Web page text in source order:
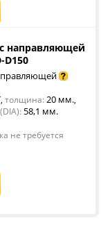
направляющей
D150
, толщина: 20 мм.,
58,1 мм.
не требуется